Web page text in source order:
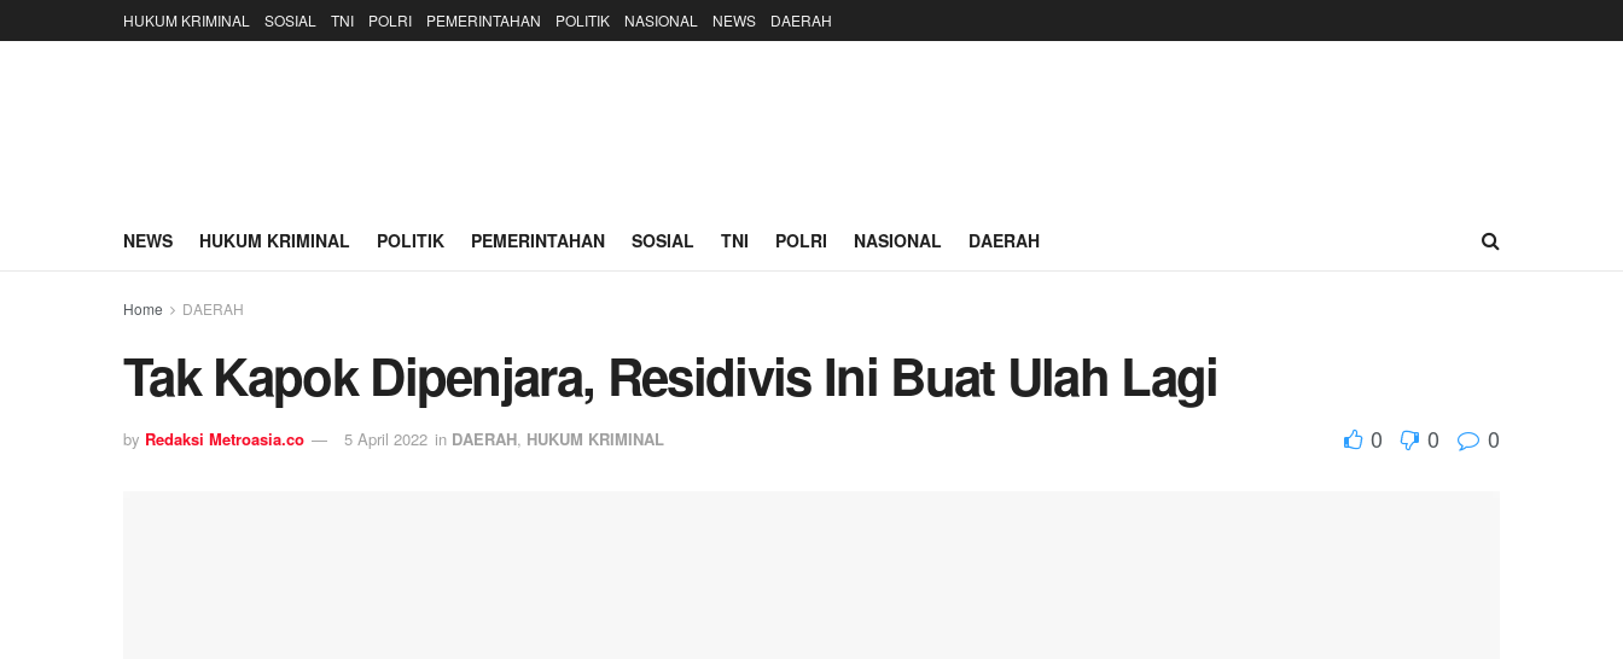
HUKUM KRIMINAL SOSIAL TNI POLRI PEMERINTAHAN POLITIK NASIONAL NEWS DAERAH
NEWS HUKUM KRIMINAL POLITIK PEMERINTAHAN SOSIAL TNI POLRI NASIONAL DAERAH
Home DAERAH
Tak Kapok Dipenjara, Residivis Ini Buat Ulah Lagi
by Redaksi Metroasia.co 5 April 2022 in DAERAH, HUKUM KRIMINAL 0 0 0